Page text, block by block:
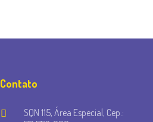
Contato
SQN 115, Área Especial, Cep.: